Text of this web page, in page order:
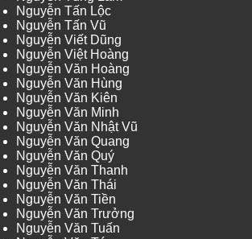
Nguyễn Tấn Lộc
Nguyễn Tấn Vũ
Nguyễn Viết Dũng
Nguyễn Việt Hoàng
Nguyễn Văn Hoàng
Nguyễn Văn Hùng
Nguyễn Văn Kiên
Nguyễn Văn Minh
Nguyễn Văn Nhật Vũ
Nguyễn Văn Quang
Nguyễn Văn Quý
Nguyễn Văn Thanh
Nguyễn Văn Thái
Nguyễn Văn Tiền
Nguyễn Văn Trưởng
Nguyễn Văn Tuấn